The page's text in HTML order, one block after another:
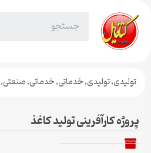
تولیدی,تولیدی,خدماتی,خدماتی,صنعتی,
پروژه کارآفرینی تولید کاغذ